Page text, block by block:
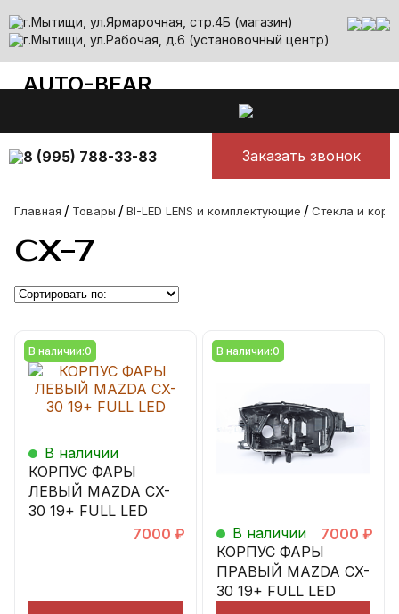
г.Мытищи, ул.Ярмарочная, стр.4Б (магазин)
г.Мытищи, ул.Рабочая, д.6 (установочный центр)
AUTO-BEAR
auto-bear@yandex.ru
8 (995) 788-33-83 Заказать звонок
Главная / Товары /BI-LED LENS и комплектующие /Стекла и
CX-7
В наличии:0
В наличии
КОРПУС ФАРЫ
ЛЕВЫЙ MAZDA CX-
30 19+ FULL LED
7000 ₽
В наличии:0
В наличии
КОРПУС ФАРЫ
ПРАВЫЙ MAZDA CX-
30 19+ FULL LED
7000 ₽